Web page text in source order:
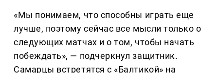
«Мы понимаем, что способны играть еще
лучше, поэтому сейчас все мысли только о
следующих матчах и о том, чтобы начать
побеждать», — подчеркнул защитник.
Самарцы встретятся с «Балтикой» на